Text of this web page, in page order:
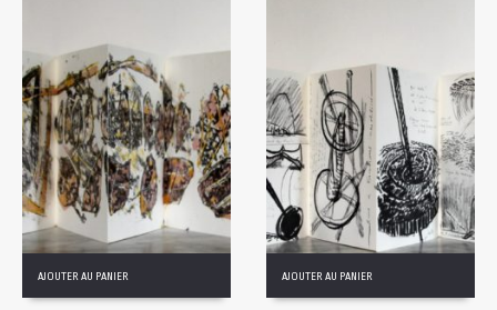
AJOUTER AU PANIER AJOUTER AU PANIER